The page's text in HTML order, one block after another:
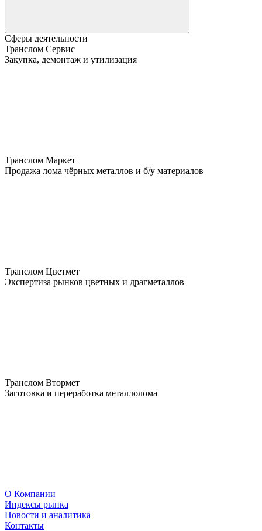
Сферы деятельности
Транслом Сервис
Закупка, демонтаж и утилизация
Транслом Маркет
Продажа лома чёрных металлов и б/у материалов
Транслом Цветмет
Экспертиза рынков цветных и драгметаллов
Транслом Втормет
Заготовка и переработка металлолома
О Компании
Индексы рынка
Новости и аналитика
Контакты